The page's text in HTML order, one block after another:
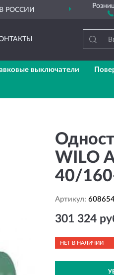
выключатели
WILO
40/
Артикул:
301 324
НЕТ В НАЛИЧИИ